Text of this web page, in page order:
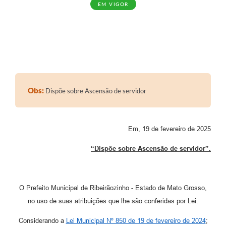
EM VIGOR
Obs: Dispõe sobre Ascensão de servidor
Em, 19 de fevereiro de 2025
“Dispõe sobre Ascensão de servidor”.
O Prefeito Municipal de Ribeirãozinho - Estado de Mato Grosso,
no uso de suas atribuições que lhe são conferidas por Lei.
Considerando a Lei Municipal Nº 850 de 19 de fevereiro de 2024;